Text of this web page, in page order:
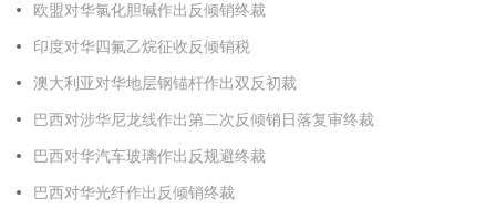
欧盟对华氯化胆碱作出反倾销终裁
印度对华四氟乙烷征收反倾销税
澳大利亚对华地层钢锚杆作出双反初裁
巴西对涉华尼龙线作出第二次反倾销日落复审终裁
巴西对华汽车玻璃作出反规避终裁
巴西对华光纤作出反倾销终裁